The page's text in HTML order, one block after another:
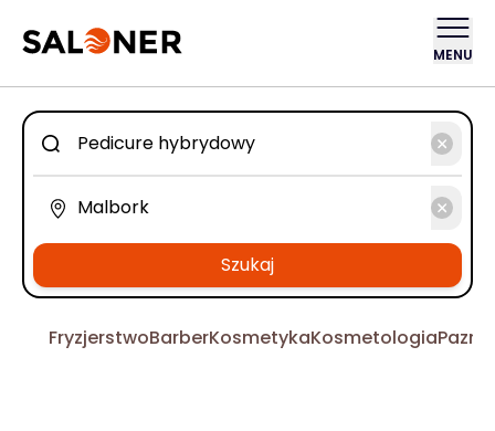
MENU
Szukaj
FryzjerstwoBarberKosmetykaKosmetologia